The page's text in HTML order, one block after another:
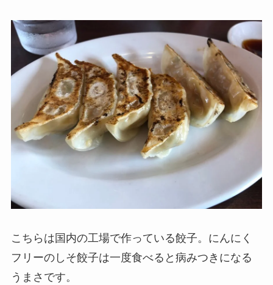
こちらは国内の工場で作っている餃子。にんにく
フリーのしそ餃子は一度食べると病みつきになる
うまさです。